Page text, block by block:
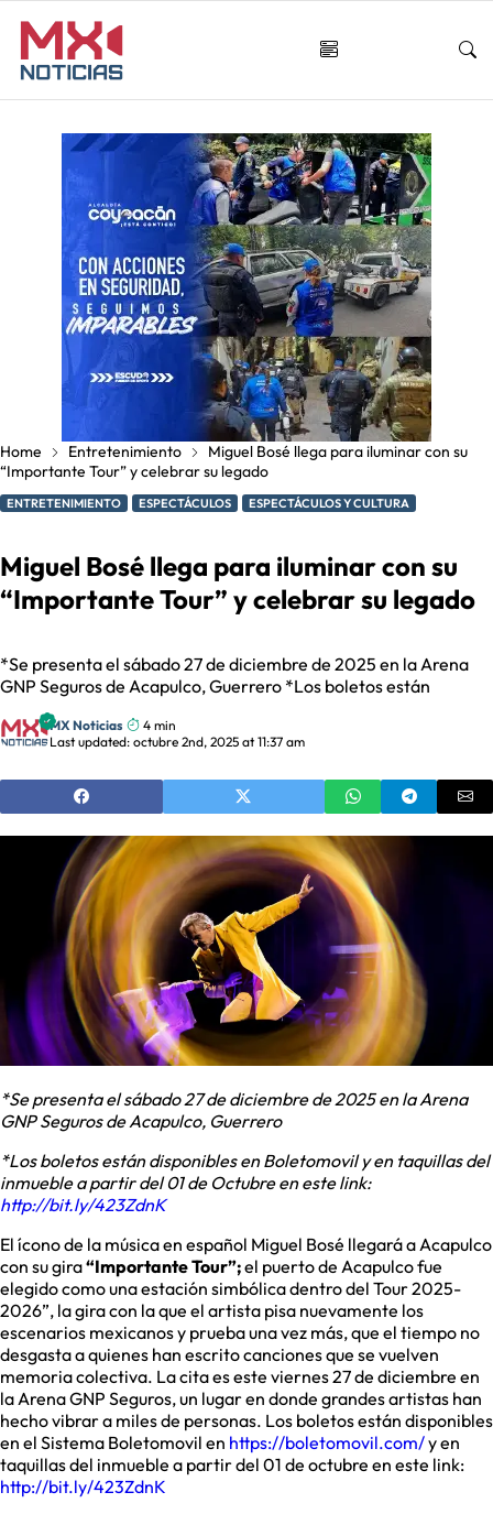
Home Entretenimiento
Miguel Bosé llega para iluminar con su
“Importante Tour” y celebrar su legado
ENTRETENIMIENTO ESPECTÁCULOS ESPECTÁCULOS Y CULTURA
Miguel Bosé llega para iluminar con su
“Importante Tour” y celebrar su legado
*Se presenta el sábado 27 de diciembre de 2025 en la Arena
GNP Seguros de Acapulco, Guerrero *Los boletos están
MX Noticias
4 min
Last updated: octubre 2nd, 2025 at 11:37 am
*Se presenta el sábado 27 de diciembre de 2025 en la Arena
GNP Seguros de Acapulco, Guerrero
*Los boletos están disponibles en Boletomovil y en taquillas del
inmueble a partir del 01 de Octubre en este link:
http://bit.ly/423ZdnK
El ícono de la música en español Miguel Bosé llegará a Acapulco
con su gira“Importante Tour”;el puerto de Acapulco fue
elegido como una estación simbólica dentro del Tour 2025-
2026”, la gira con la que el artista pisa nuevamente los
escenarios mexicanos y prueba una vez más, que el tiempo no
desgasta a quienes han escrito canciones que se vuelven
memoria colectiva. La cita es este viernes 27 de diciembre en
la Arena GNP Seguros, un lugar en donde grandes artistas han
hecho vibrar a miles de personas. Los boletos están disponibles
en el Sistema Boletomovil en https://boletomovil.com/y en
taquillas del inmueble a partir del 01 de octubre en este link:
http://bit.ly/423ZdnK